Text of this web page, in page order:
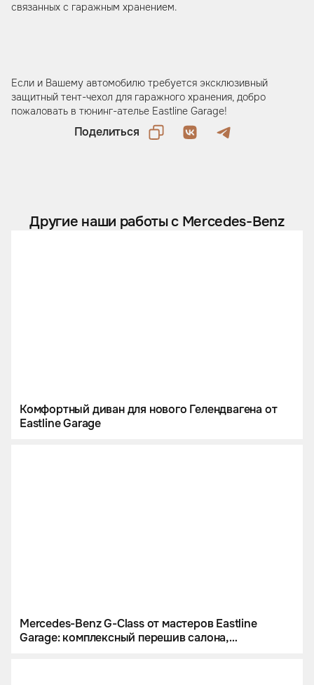
связанных с гаражным хранением.
Если и Вашему автомобилю требуется эксклюзивный
защитный тент-чехол для гаражного хранения, добро
пожаловать в тюнинг-ателье Eastline Garage!
Поделиться
Другие наши работы с Mercedes-Benz
Комфортный диван для нового Гелендвагена от
Eastline Garage
Mercedes-Benz G-Class от мастеров Eastline
Garage: комплексный перешив салона,